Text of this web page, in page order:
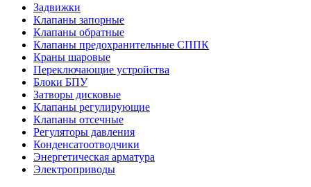
Задвижки
Клапаны запорные
Клапаны обратные
Клапаны предохранительные СППК
Краны шаровые
Переключающие устройства
Блоки БПУ
Затворы дисковые
Клапаны регулирующие
Клапаны отсечные
Регуляторы давления
Конденсатоотводчики
Энергетическая арматура
Электроприводы